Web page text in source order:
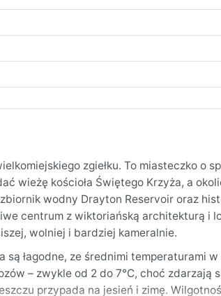
zgiełku. To miasteczko o
wieżę kościoła Świętego Krzyża, a
wodny Drayton Reservoir oraz
centrum z wiktoriańską architekturą i
wolniej i bardziej kameralnie.
łagodne, ze średnimi temperaturami
– zwykle od 2 do 7°C, choć zdarzają
przypada na jesień i zimę.